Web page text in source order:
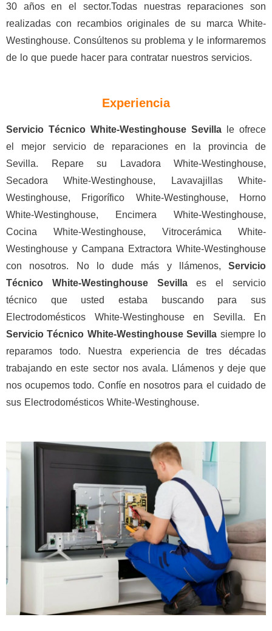
30 años en el sector.Todas nuestras reparaciones son
realizadas con recambios originales de su marca White-
Westinghouse. Consúltenos su problema y le informaremos
de lo que puede hacer para contratar nuestros servicios.
Experiencia
Servicio Técnico White-Westinghouse Sevilla
le ofrece
el mejor servicio de reparaciones en la provincia de
Sevilla. Repare su Lavadora White-Westinghouse,
Secadora White-Westinghouse, Lavavajillas White-
Westinghouse, Frigorífico White-Westinghouse, Horno
White-Westinghouse, Encimera White-Westinghouse,
Cocina White-Westinghouse, Vitrocerámica White-
Westinghouse y Campana Extractora White-Westinghouse
con nosotros. No lo dude más y llámenos, Servicio
Técnico White-Westinghouse Sevillaes el servicio
técnico que usted estaba buscando para sus
Electrodomésticos White-Westinghouse en Sevilla. En
Servicio Técnico White-Westinghouse Sevilla siempre lo
reparamos todo. Nuestra experiencia de tres décadas
trabajando en este sector nos avala. Llámenos y deje que
nos ocupemos todo. Confíe en nosotros para el cuidado de
sus Electrodomésticos White-Westinghouse.